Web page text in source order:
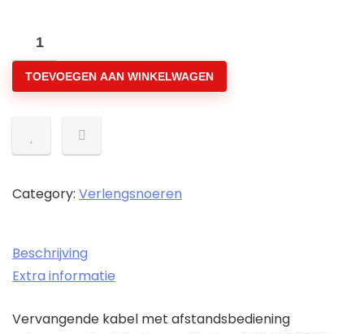
Hoofdtelefoonsnoer
Audiokabel
Compatibel
N700NC,
M2,
,
Y45BT,
TOEVOEGEN AAN WINKELWAGEN
Category: Verlengsnoeren
Beschrijving
Extra informatie
Vervangende kabel met afstandsbediening